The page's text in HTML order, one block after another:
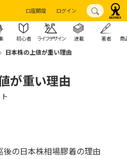
口座開設 ログイン
初心者 ライフデザイン 連載 著者 商
日本株の上値が重い理由
が重い理由
後の日本株相場膠着の理由